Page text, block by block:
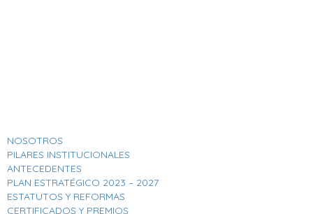
NOSOTROS
PILARES INSTITUCIONALES
ANTECEDENTES
PLAN ESTRATÉGICO 2023 – 2027
ESTATUTOS Y REFORMAS
CERTIFICADOS Y PREMIOS